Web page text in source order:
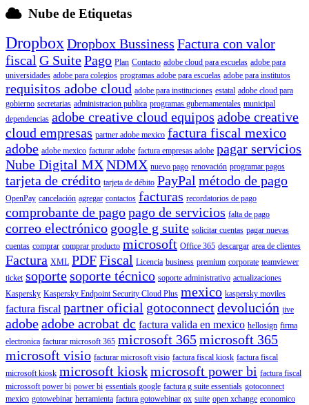
Nube de Etiquetas
DropboxDropbox Bussiness Factura con valor
fiscal G SuitePago Plan Contacto adobe cloud para escuelas adobe para
universidades adobe para colegios programas adobe para escuelas adobe para institutos
requisitos adobe cloud adobe para instituciones estatal adobe cloud para
gobierno secretarias administracion publica programas gubernamentales municipal
dependencias adobe creative cloud equipos adobe creative
cloud empresas partner adobe mexico factura fiscal mexico
adobe adobe mexico facturar adobe factura empresas adobe pagar servicios
Nube Digital MXNDMX nuevo pago renovación programar pagos
tarjeta de crédito tarjeta de débito PayPal método de pago
OpenPay cancelación agregar contactos facturas recordatorios de pago
comprobante de pagopago de servicios falta de pago
correo electrónico google g suite solicitar cuentas pagar nuevas
cuentas comprar comprar producto microsoft Office 365 descargar area de clientes
Factura XML PDFFiscal Licencia business premium corporate teamviewer
ticket soportesoporte técnico soporte administrativo actualizaciones
Kaspersky Kaspersky Endpoint Security Cloud Plus mexico kaspersky moviles
factura fiscal partner oficial gotoconnectdevolución jive
adobeadobe acrobat dc factura valida en mexico hellosign firma
electronica facturar microsoft 365 microsoft 365microsoft 365
microsoft visio facturar microsoft visio factura fiscal kiosk factura fiscal
microsoft kiosk microsoft kioskmicrosoft power bi factura fiscal
microssoft power bi power bi essentials google factura g suite essentials gotoconnect
mexico gotowebinar herramienta factura gotowebinar ox suite open xchange economico